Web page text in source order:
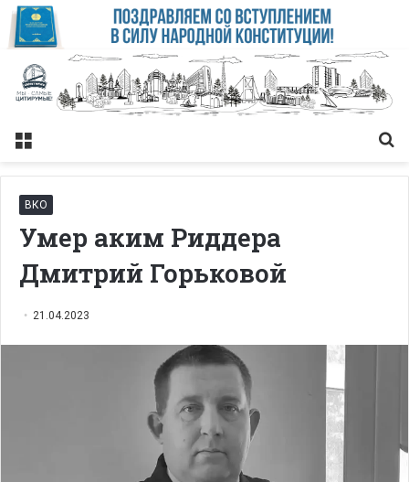
Меню
ВКО
Умер аким Риддера
Дмитрий Горьковой
21.04.2023